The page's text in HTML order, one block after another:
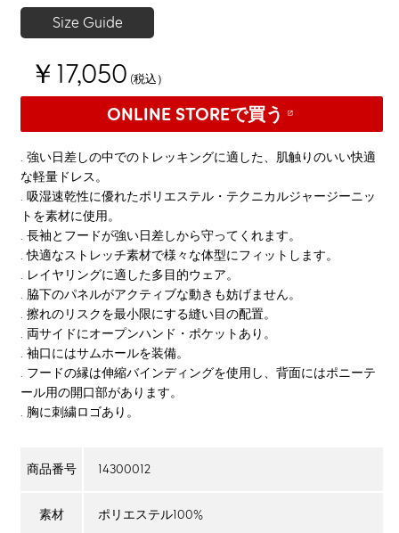
Size Guide
￥17,050 (税込）
ONLINE STOREで買う
. 強い日差しの中でのトレッキングに適した、肌触りのいい快適
な軽量ドレス。
. 吸湿速乾性に優れたポリエステル・テクニカルジャージーニッ
トを素材に使用。
. 長袖とフードが強い日差しから守ってくれます。
. 快適なストレッチ素材で様々な体型にフィットします。
. レイヤリングに適した多目的ウェア。
. 脇下のパネルがアクティブな動きも妨げません。
. 擦れのリスクを最小限にする縫い目の配置。
. 両サイドにオープンハンド・ポケットあり。
. 袖口にはサムホールを装備。
. フードの縁は伸縮バインディングを使用し、背面にはポニーテ
ール用の開口部があります。
. 胸に刺繍ロゴあり。
商品番号 14300012
素材 ポリエステル100%